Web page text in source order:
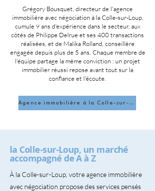
Grégory Bousquet, directeur de l'agence
immobilière avec négociation à la Colle-sur-Loup,
cumule 9 ans d'expérience dans le secteur, aux
côtés de Philippe Delrue et ses 400 transactions
réalisées, et de Malika Rolland, conseillère
engagée depuis plus de 5 ans. Chaque membre de
l'équipe partage la même conviction : un projet
immobilier réussi repose avant tout sur la
confiance et l'écoute.
Agence immobilière à la Colle-sur-Loup
la Colle-sur-Loup, un marché
accompagné de A à Z
À la Colle-sur-Loup, votre agence immobilière
avec négociation propose des services pensés